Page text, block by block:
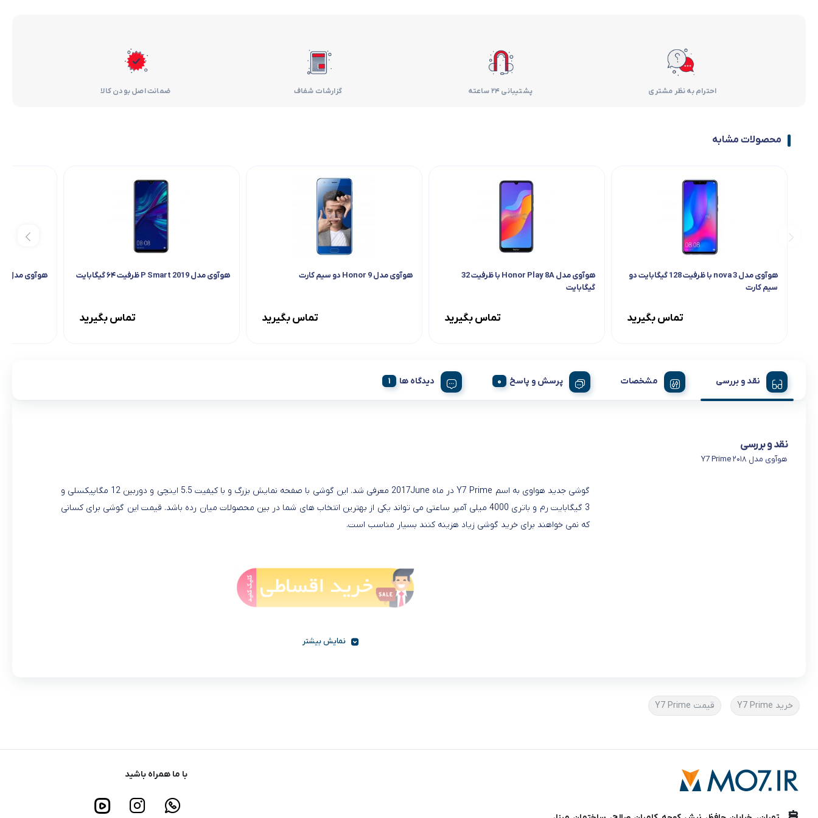
گوشتکوب برقی
همزن
هود
احترام به نظر مشتری پشتیبانی 24 ساعته گزارشات شفاف ضمانت اصل بودن کالا
محصولات مشابه
هوآوی مدل nova 3 با ظرفیت 128 گیگابایت دو
سیم کارت
تماس بگیرید
هوآوی مدل Honor Play 8A با ظرفیت 32
گیگابایت
تماس بگیرید
هوآوی مدل Honor 9 دو سیم کارت
تماس بگیرید
هوآوی مدل 2019 P Smart ظرفیت ۶۴ گیگابایت
تماس بگیرید
هوآوی مدل Honor 7C ظرفیت ۳۲ گیگابایت
نقد و بررسی مشخصات پرسش و پاسخ دیدگاه ها
نقد و بررسی
هوآوی مدل ۲۰۱۸ Y7 Prime
گوشی جدید هواوی به اسم Y7 Prime در ماه 2017June معرفی شد. این گوشی با صفحه نمایش بزرگ و با کیفیت 5.5 اینچی و دوربین 12 مگاپیکسلی و
3 گیگابایت رم و باتری 4000 میلی آمپر ساعتی می تواند یکی از بهترین انتخاب های شما در بین محصولات میان رده باشد. قیمت این گوشی برای کسانی
که نمی خواهند برای خرید گوشی زیاد هزینه کنند بسیار مناسب است.
نمایش بیشتر
خرید Y7 Prime قیمت Y7 Prime
با ما همراه باشید